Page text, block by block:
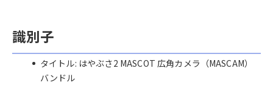
識別子
タイトル: はやぶさ2 MASCOT 広角カメラ（MASCAM）
バンドル